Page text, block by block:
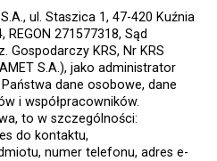
ul. Staszica 1, 47-420 Kuźnia
271577318, Sąd
Gospodarczy KRS, Nr KRS
S.A.), jako administrator
dane osobowe, dane
i współpracowników.
to w szczególności:
do kontaktu,
numer telefonu, adres e-